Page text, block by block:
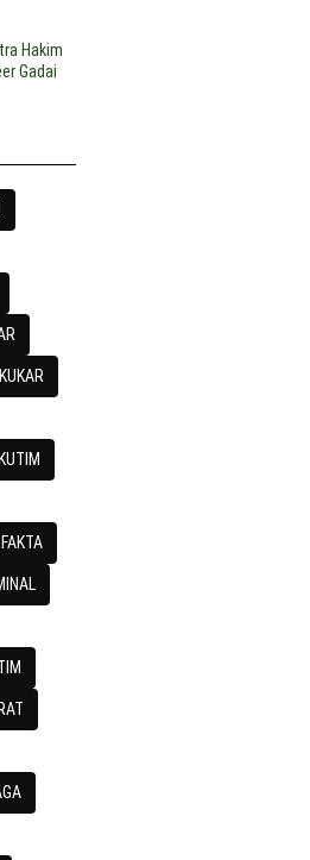
Hakim
Gadai
FAKTA